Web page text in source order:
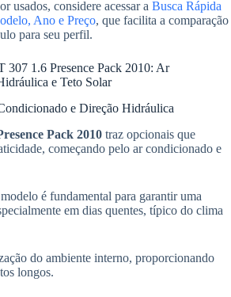
usados, considere acessar a Busca Rápida
Ano e Preço, que facilita a comparação
para seu perfil.
307 1.6 Presence Pack 2010: Ar
e Teto Solar
e Direção Hidráulica
Pack 2010 traz opcionais que
começando pelo ar condicionado e
é fundamental para garantir uma
em dias quentes, típico do clima
do ambiente interno, proporcionando
longos.